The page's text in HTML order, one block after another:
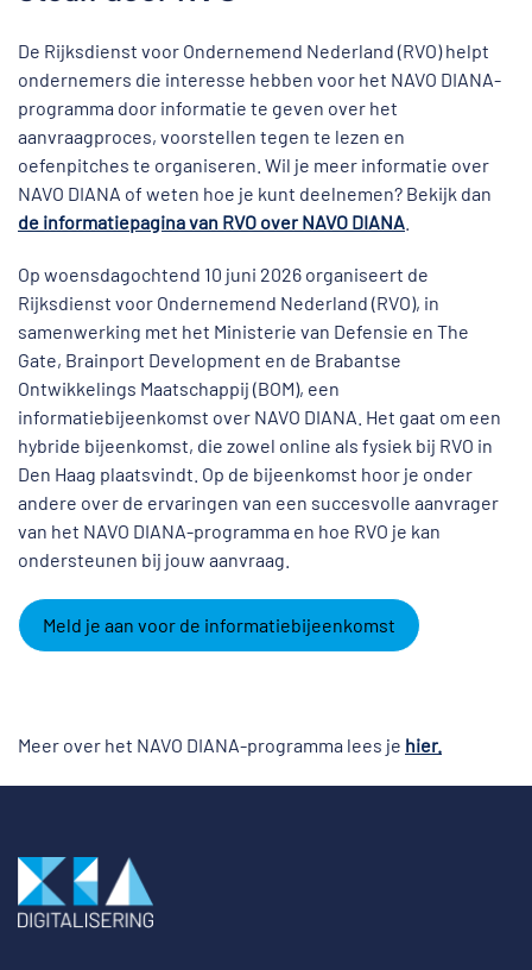
De Rijksdienst voor Ondernemend Nederland (RVO) helpt
ondernemers die interesse hebben voor het NAVO DIANA-
programma door informatie te geven over het
aanvraagproces, voorstellen tegen te lezen en
oefenpitches te organiseren. Wil je meer informatie over
NAVO DIANA of weten hoe je kunt deelnemen? Bekijk dan
de informatiepagina van RVO over NAVO DIANA
Op woensdagochtend 10 juni 2026 organiseert de
Rijksdienst voor Ondernemend Nederland (RVO), in
samenwerking met het Ministerie van Defensie en The
Gate, Brainport Development en de Brabantse
Ontwikkelings Maatschappij (BOM), een
informatiebijeenkomst over NAVO DIANA. Het gaat om een
hybride bijeenkomst, die zowel online als fysiek bij RVO in
Den Haag plaatsvindt. Op de bijeenkomst hoor je onder
andere over de ervaringen van een succesvolle aanvrager
van het NAVO DIANA-programma en hoe RVO je kan
ondersteunen bij jouw aanvraag.
Meld je aan voor de informatiebijeenkomst
Meer over het NAVO DIANA-programma lees je hier.